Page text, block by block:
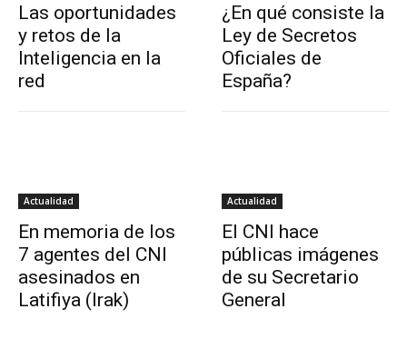
Las oportunidades
y retos de la
Inteligencia en la
red
¿En qué consiste la
Ley de Secretos
Oficiales de
España?
Actualidad
En memoria de los
7 agentes del CNI
asesinados en
Latifiya (Irak)
Actualidad
El CNI hace
públicas imágenes
de su Secretario
General